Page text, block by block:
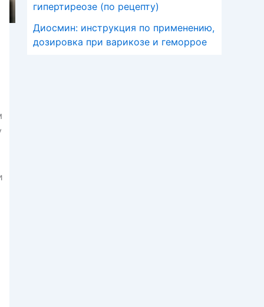
гипертиреозе (по рецепту)
Диосмин: инструкция по применению,
дозировка при варикозе и геморрое